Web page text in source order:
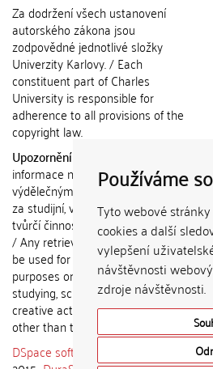
Používáme
Tyto webové
cookies a další
vylepšení
návštěvnosti
zdroje návštěvnosti.
Za dodržení všech ustanovení
autorského zákona jsou
zodpovědné jednotlivé složky
Univerzity Karlovy. / Each
constituent part of Charles
University is responsible for
adherence to all provisions of the
copyright law.
Upozornění / Notice:
informace nemohou být použity k
výdělečným účelům nebo vydávány
za studijní, vědeckou nebo jinou
tvůrčí činnost jiné osoby než autora.
/ Any retrieved information shall not
be used for any commercial
purposes or claimed as results of
studying, scientific or any other
creative activities of any person
other than the author.
DSpace software
copyright © 2002-